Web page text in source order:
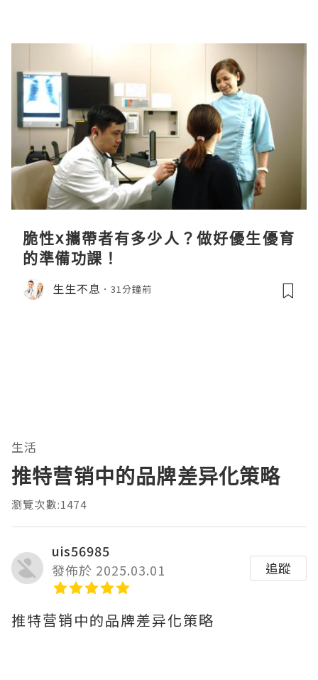
脆性x攜帶者有多少人？做好優生優育
的準備功課！
生生不息 31分鐘前
生活
推特营销中的品牌差异化策略
瀏覽次數:1474
uis56985
發佈於 2025.03.01
追蹤
推特营销中的品牌差异化策略